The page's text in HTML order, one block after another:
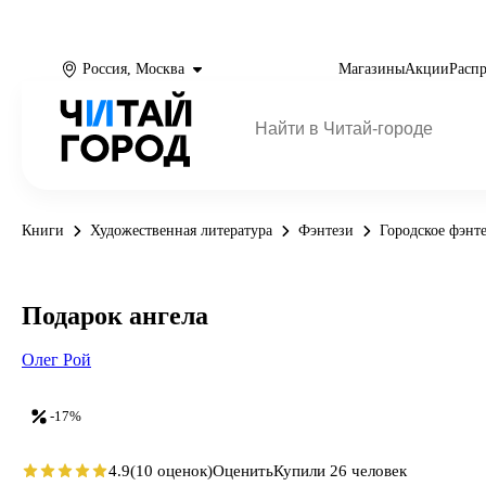
Россия, Москва МагазиныАкции
Книги Художественная литература Фэнтези Городское
-17%
Подарок ангела
Олег Рой
4.9(10 оценок)ОценитьКупили 26 человек